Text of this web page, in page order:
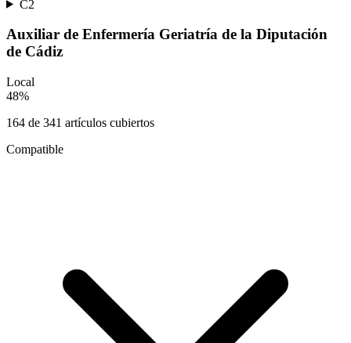
C2
Auxiliar de Enfermería Geriatría de la Diputación
de Cádiz
Local
48%
164 de 341 artículos cubiertos
Compatible